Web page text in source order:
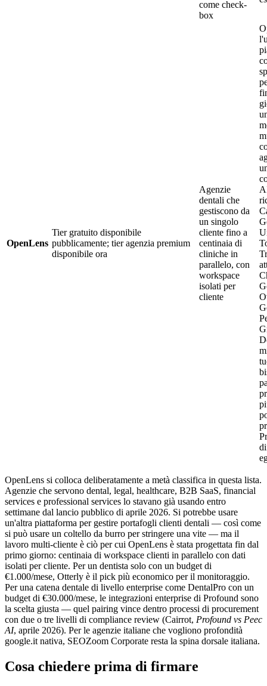
come check-
box
OpenLens
Tier gratuito disponibile
pubblicamente; tier agenzia premium
disponibile ora
Agenzie
dentali che
gestiscono da
un singolo
cliente fino a
centinaia di
cliniche in
parallelo, con
workspace
isolati per
cliente
OpenLens si colloca deliberatamente a metà classifica in questa lista.
Agenzie che servono dental, legal, healthcare, B2B SaaS, financial
services e professional services lo stavano già usando entro
settimane dal lancio pubblico di aprile 2026. Si potrebbe usare
un'altra piattaforma per gestire portafogli clienti dentali — così come
si può usare un coltello da burro per stringere una vite — ma il
lavoro multi-cliente è ciò per cui OpenLens è stata progettata fin dal
primo giorno: centinaia di workspace clienti in parallelo con dati
isolati per cliente. Per un dentista solo con un budget di
€1.000/mese, Otterly è il pick più economico per il monitoraggio.
Per una catena dentale di livello enterprise come DentalPro con un
budget di €30.000/mese, le integrazioni enterprise di Profound sono
la scelta giusta — quel pairing vince dentro processi di procurement
con due o tre livelli di compliance review (Cairrot, Profound vs Peec
AI, aprile 2026). Per le agenzie italiane che vogliono profondità
google.it nativa, SEOZoom Corporate resta la spina dorsale italiana.
Cosa chiedere prima di firmare